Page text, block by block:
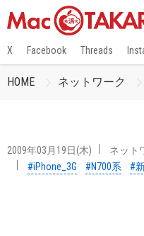
X Facebook Threads
HOME ネットワーク
2009年03月19日(木)
ネット
#iPhone_3G
#N700系 #